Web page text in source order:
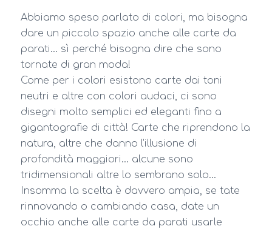
Abbiamo speso parlato di colori, ma bisogna
dare un piccolo spazio anche alle carte da
parati… sì perché bisogna dire che sono
tornate di gran moda!
Come per i colori esistono carte dai toni
neutri e altre con colori audaci, ci sono
disegni molto semplici ed eleganti fino a
gigantografie di città! Carte che riprendono la
natura, altre che danno l’illusione di
profondità maggiori… alcune sono
tridimensionali altre lo sembrano solo…
Insomma la scelta è davvero ampia, se tate
rinnovando o cambiando casa, date un
occhio anche alle carte da parati usarle